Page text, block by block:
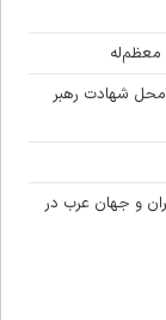
شهادت رهبر
و جهان عرب در